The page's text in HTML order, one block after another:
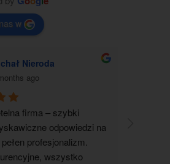
w
Nieroda
ago
firma – szybki
odpowiedzi na
profesjonalizm.
wszystko